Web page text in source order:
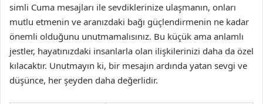
simli Cuma mesajları ile sevdiklerinize ulaşmanın, onları
mutlu etmenin ve aranızdaki bağı güçlendirmenin ne kadar
önemli olduğunu unutmamalısınız. Bu küçük ama anlamlı
jestler, hayatınızdaki insanlarla olan ilişkilerinizi daha da özel
kılacaktır. Unutmayın ki, bir mesajın ardında yatan sevgi ve
düşünce, her şeyden daha değerlidir.